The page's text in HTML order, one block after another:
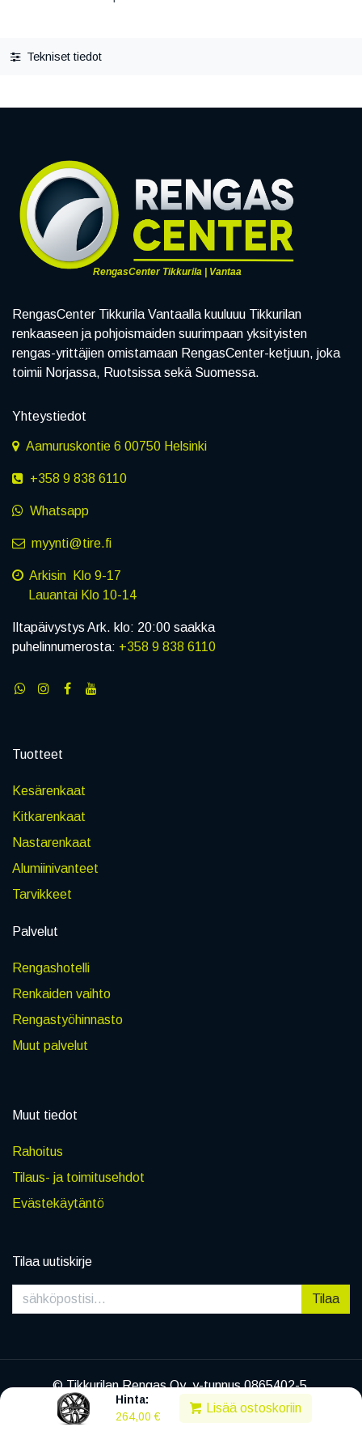
Hinta:
264,00 €
Lisää ostoskoriin
Tekniset tiedot
RengasCenter Tikkurila | Vantaa
RengasCenter Tikkurila Vantaalla kuuluuu Tikkurilan
renkaaseen ja pohjoismaiden suurimpaan yksityisten
rengas-yrittäjien omistamaan RengasCenter-ketjuun, joka
toimii Norjassa, Ruotsissa sekä Suomessa.
Yhteystiedot
Aamuruskontie 6 00750 Helsinki
+358 9 838 6110
Whatsapp
myynti@tire.fi
Arkisin Klo 9-17
Lauantai Klo 10-14
Iltapäivystys Ark. klo: 20:00 saakka
puhelinnumerosta: +358 9 838 6110
Tuotteet
Kesärenkaat
Kitkarenkaat
Nastarenkaat
Alumiinivanteet
Tarvikkeet
Palvelut
Rengashotelli
Renkaiden vaihto
Rengastyöhinnasto
Muut palvelut
Muut tiedot
Rahoitus
Tilaus- ja toimitusehdot
Evästekäytäntö
Tilaa uutiskirje
Tilaa
© Tikkurilan Rengas Oy, y-tunnus 0865402-5
|Tietosuojaseloste